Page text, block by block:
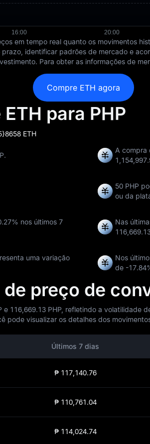
em tempo real quanto os movimentos
identificar padrões de mercado e
Para obter as informações de
Compre ETH agora
para PHP
ETH
A compra
50 PHP
ou da
nos últimos 7
Nas
uma variação
Nos
de -
preço de
e 116,669.13 PHP, refletindo a
pode visualizar os detalhes dos
Últimos 7 dias
₱ 117,140.76
₱ 110,761.04
₱ 114,024.74